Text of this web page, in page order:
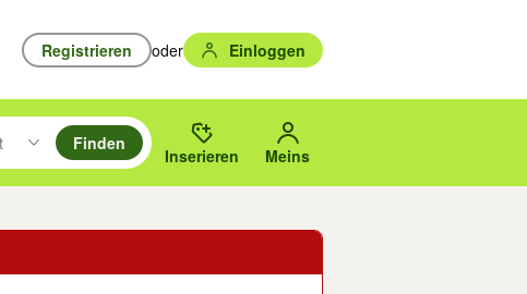
Registrieren oder Einloggen
durchsuchen und mit Eingabetaste auswählen.
um zu suchen, oder Vorschläge mit den Pfeiltasten nach oben/
des gewählten Orts oder PLZ.
Finden
Inserieren Meins